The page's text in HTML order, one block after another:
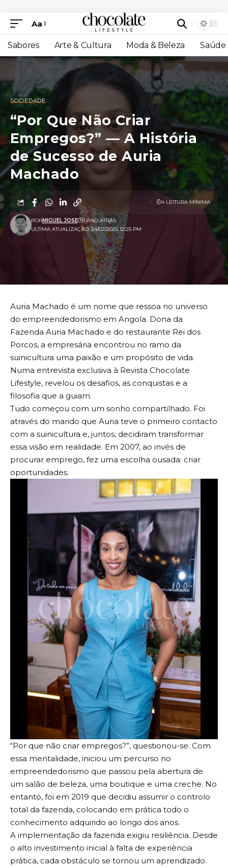
Aa
Sabores Arte & Cultura Moda & Beleza Saúde
SOCIEDADE
“Por Que Não Criar
Empregos?” — A História
de Sucesso de Auria
Machado
ULTIMA ATUALIZAÇÃO: 24/02/2025 12:25 PM
PORMIGUEL JOSE 1 ANO ATRÁS
4 LEITURA MÍNIMA
Auria Machado é um nome que ressoa no universo
do empreendedorismo em Angola. Dona da
Fazenda Auria Machado e do restaurante Rei dos
Porcos, a empresária encontrou no ramo da
suinicultura uma paixão e um propósito de vida.
Numa entrevista exclusiva à Revista Chocolate
Lifestyle, revelou os desafios, as conquistas e a
filosofia que a guiam.
Tudo começou com um sonho compartilhado. Foi
através do marido que Auria teve o primeiro contacto
com a suinicultura e, juntos, decidiram transformar
essa visão em realidade. Em 2007, ao invés de
procurar emprego, fez uma escolha ousada: criar
oportunidades.
“Por que não criar empregos?”, questionou-se. Com
essa mentalidade, iniciou um percurso no
empreendedorismo que passou pela abertura de
um salão de beleza, uma boutique e uma creche. No
entanto, foi em 2019 que decidiu assumir o controlo
total da fazenda, colocando em prática todo o
conhecimento adquirido ao longo dos anos.
A implementação da fazenda exigiu resiliência. Desde
o alto investimento inicial à falta de experiência
prática, cada obstáculo se tornou um aprendizado.